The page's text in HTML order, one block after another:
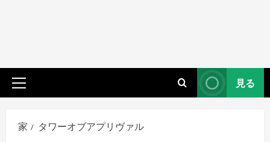
プ
イ
マ
見る
家 タワーオブアプリヴァル